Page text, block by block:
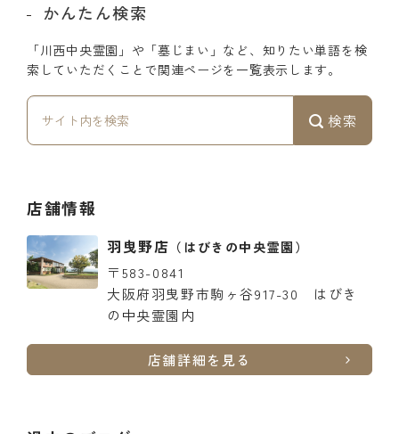
かんたん検索
「川西中央霊園」や「墓じまい」など、知りたい単語を検
索していただくことで関連ページを一覧表示します。
検索
店舗情報
羽曳野店 （はびきの中央霊園）
〒583-0841
大阪府羽曳野市駒ヶ谷917-30 はびき
の中央霊園内
店舗詳細を見る